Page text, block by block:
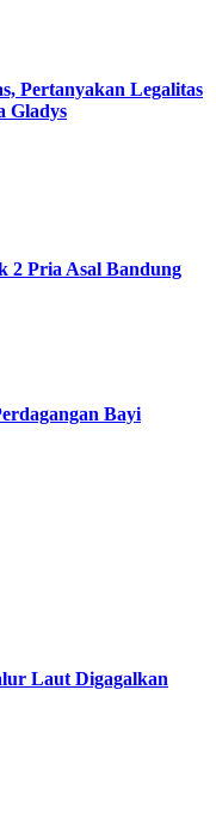
Pertanyakan Legalitas
Gladys
2 Pria Asal Bandung
Bayi
Laut Digagalkan